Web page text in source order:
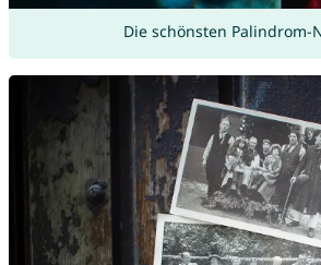
Die schönsten Palindrom-